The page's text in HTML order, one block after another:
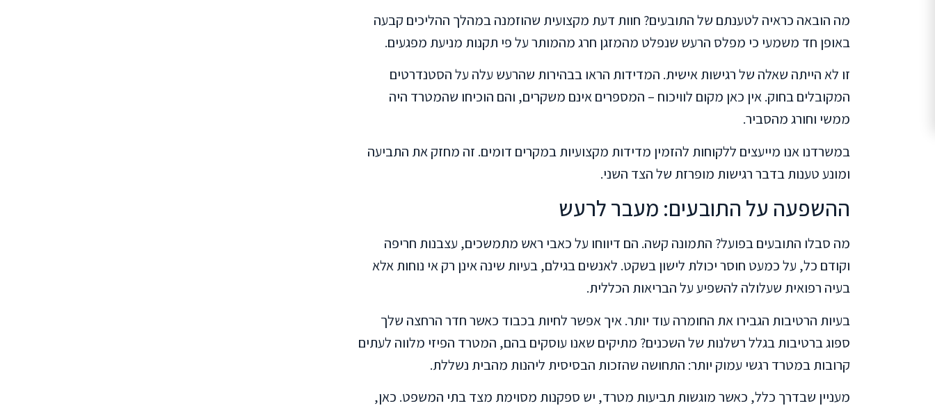
מה הובאה כראיה לטענתם של התובעים? חוות דעת מקצועית שהוזמנה במהלך ההליכים קבעה
באופן חד משמעי כי מפלס הרעש שנפלט מהמזגן חרג מהמותר על פי תקנות מניעת מפגעים.
זו לא הייתה שאלה של רגישות אישית. המדידות הראו בבהירות שהרעש עלה על הסטנדרטים
המקובלים בחוק. אין כאן מקום לוויכוח – המספרים אינם משקרים, והם הוכיחו שהמטרד היה
ממשי וחורג מהסביר.
במשרדנו אנו מייעצים ללקוחות להזמין מדידות מקצועיות במקרים דומים. זה מחזק את התביעה
ומונע טענות בדבר רגישות מופרזת של הצד השני.
ההשפעה על התובעים: מעבר לרעש
מה סבלו התובעים בפועל? התמונה קשה. הם דיווחו על כאבי ראש מתמשכים, עצבנות חריפה
וקודם כל, על כמעט חוסר יכולת לישון בשקט. לאנשים בגילם, בעיות שינה אינן רק אי נוחות אלא
בעיה רפואית שעלולה להשפיע על הבריאות הכללית.
בעיות הרטיבות הגבירו את החומרה עוד יותר. איך אפשר לחיות בכבוד כאשר חדר הרחצה שלך
ספוג ברטיבות בגלל רשלנות של השכנים? מתיקים שאנו עוסקים בהם, המטרד הפיזי מלווה לעתים
קרובות במטרד רגשי עמוק יותר: התחושה שהזכות הבסיסית ליהנות מהבית נשללת.
מעניין שבדרך כלל, כאשר מוגשות תביעות מטרד, יש ספקנות מסוימת מצד בתי המשפט. כאן,